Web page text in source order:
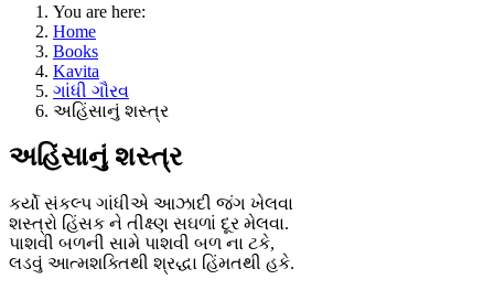
You are here:
Home
Books
Kavita
ગાંધી ગૌરવ
અહિંસાનું શસ્ત્ર
અહિંસાનું શસ્ત્ર
કર્યો સંકલ્પ ગાંધીએ આઝાદી જંગ ખેલવા
શસ્ત્રો હિંસક ને તીક્ષ્ણ સઘળાં દૂર મેલવા.
પાશવી બળની સામે પાશવી બળ ના ટકે,
લડવું આત્મશક્તિથી શ્રદ્ધા હિંમતથી હકે.